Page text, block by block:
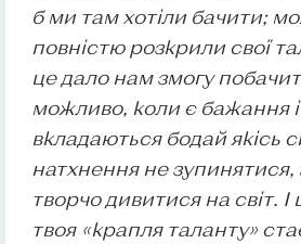
б ми там хотіли бачити;
повністю розкрили свої
це дало нам змогу
можливо, коли є бажання
вкладаються бодай якісь
натхнення не зупинятися,
творчо дивитися на світ. І
твоя «крапля таланту»